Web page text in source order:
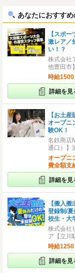
あなたにおすすめ
【スポー
激レア／
い！？
株式会
他豊田市
時給
詳細を見
【お土産
オープニ
験OK！
名鉄商店
通口）】
オープニ
費全額支
詳細を見
【搬入搬
登録制/
校生・大
株式会社
ア【立川
時給
詳細を見